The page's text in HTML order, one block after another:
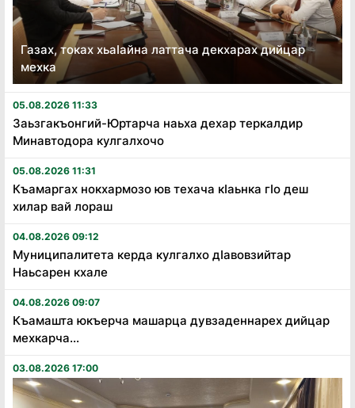
Газах, токах хьаӏайна латтача декхарах дийцар
мехка
05.08.2026 11:33
Заьзгакъонгий-Юртарча наьха дехар теркалдир
Минавтодора кулгалхочо
05.08.2026 11:31
Къамаргах нокхармозо юв техача кӏаьнка гӏо деш
хилар вай лораш
04.08.2026 09:12
Муниципалитета керда кулгалхо дӏавовзийтар
Наьсарен кхале
04.08.2026 09:07
Къамашта юкъерча машарца дувзаденнарех дийцар
мехкарча...
03.08.2026 17:00